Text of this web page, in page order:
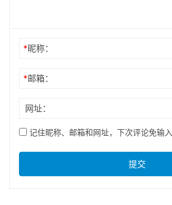
*昵称：
*邮箱：
网址：
记住昵称、邮箱和网址，下次评论免输入
提交